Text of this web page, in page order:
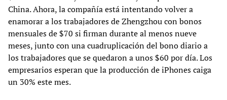
China. Ahora, la compañía está intentando volver a
enamorar a los trabajadores de Zhengzhou con bonos
mensuales de $70 si firman durante al menos nueve
meses, junto con una cuadruplicación del bono diario a
los trabajadores que se quedaron a unos $60 por día. Los
empresarios esperan que la producción de iPhones caiga
un 30% este mes.